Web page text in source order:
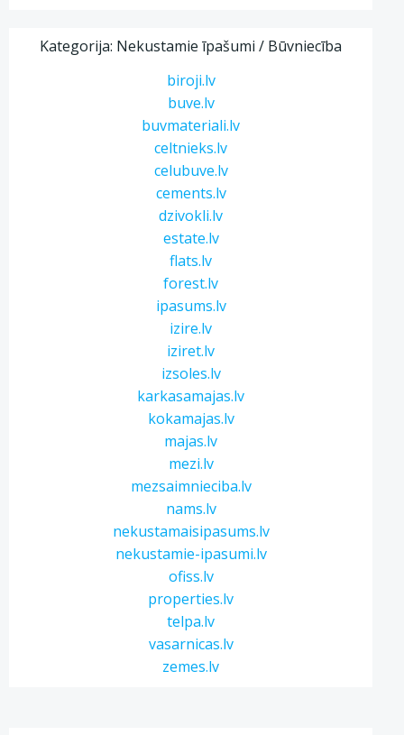
Kategorija: Nekustamie īpašumi / Būvniecība
biroji.lv
buve.lv
buvmateriali.lv
celtnieks.lv
celubuve.lv
cements.lv
dzivokli.lv
estate.lv
flats.lv
forest.lv
ipasums.lv
izire.lv
iziret.lv
izsoles.lv
karkasamajas.lv
kokamajas.lv
majas.lv
mezi.lv
mezsaimnieciba.lv
nams.lv
nekustamaisipasums.lv
nekustamie-ipasumi.lv
ofiss.lv
properties.lv
telpa.lv
vasarnicas.lv
zemes.lv